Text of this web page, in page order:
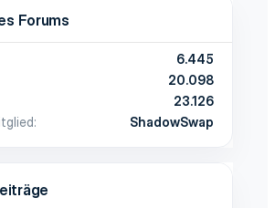
Forums
6.445
20.098
23.126
ShadowSwap